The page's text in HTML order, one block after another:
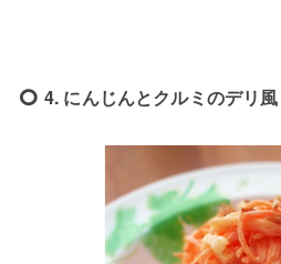
4. にんじんとクルミのデリ風